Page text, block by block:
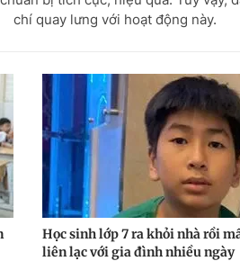
chí quay lưng với hoạt động này.
Học sinh lớp 7 ra khỏi nhà rồi
liên lạc với gia đình nhiều ngày